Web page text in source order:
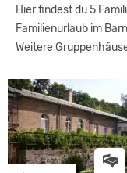
Hier findest du 5
Familienurlaub im
Weitere